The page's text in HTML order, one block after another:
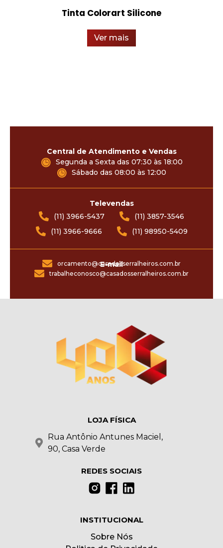
Tinta Colorart Silicone
Ver mais
Central de Atendimento e Vendas
Segunda a Sexta das 07:30 às 18:00
Sábado das 08:00 às 12:00
Televendas
(11) 3966-5437
(11) 3857-3546
(11) 3966-9666
(11) 98950-5409
E-mail
orcamento@casadosserralheiros.com.br
trabalheconosco@casadosserralheiros.com.br
LOJA FÍSICA
Rua Antônio Antunes Maciel,
90, Casa Verde
REDES SOCIAIS
INSTITUCIONAL
Sobre Nós